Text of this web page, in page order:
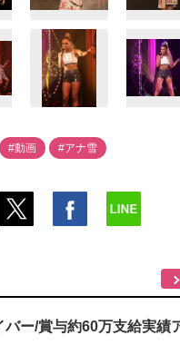
#動画 #アナ雪
ー/賞与約60万支給実績